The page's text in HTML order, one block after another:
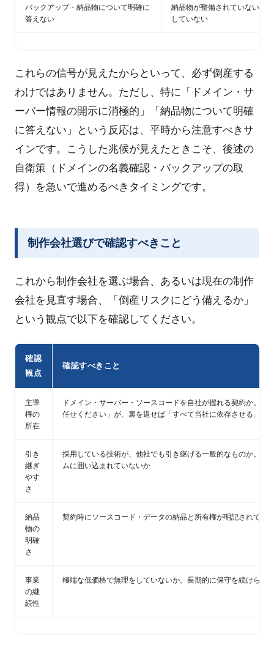
バックアップ・納品物について明確に
答えない
納品物が整備されていない・
していない
これらの信号が見えたからといって、必ず倒産する
わけではありません。ただし、特に「ドメイン・サ
ーバー情報の開示に消極的」「納品物について明確
に答えない」という反応は、平時から注意すべきサ
インです。こうした兆候が見えたときこそ、後述の
自衛策（ドメインの名義確認・バックアップの取
得）を急いで進めるべきタイミングです。
制作会社選びで確認すべきこと
これから制作会社を選ぶ場合、あるいは現在の制作
会社を見直す場合、「倒産リスクにどう備えるか」
という観点で以下を確認してください。
確認
観点
確認すべきこと
主導
権の
所在
ドメイン・サーバー・ソースコードを自社が握れる契約か。「
任せください」が、裏を返せば「すべて当社に依存させる」に
引き
継ぎ
やす
さ
採用している技術が、他社でも引き継げる一般的なものか。特
ムに囲い込まれていないか
納品
物の
明確
さ
契約時にソースコード・データの納品と所有権が明記されてい
事業
の継
続性
極端な低価格で無理をしていないか。長期的に保守を続けられ